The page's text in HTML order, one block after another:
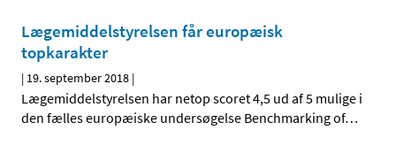
Lægemiddelstyrelsen får europæisk
topkarakter
| 19. september 2018 |
Lægemiddelstyrelsen har netop scoret 4,5 ud af 5 mulige i
den fælles europæiske undersøgelse Benchmarking of…